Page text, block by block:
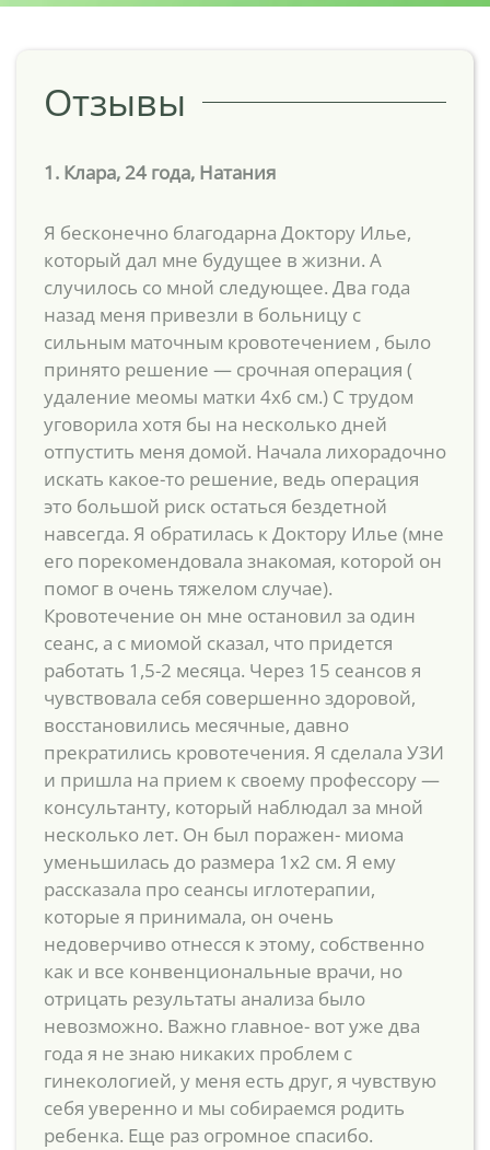
Отзывы
1. Клара, 24 года, Натания
Я бесконечно благодарна Доктору Илье,
который дал мне будущее в жизни. А
случилось со мной следующее. Два года
назад меня привезли в больницу с
сильным маточным кровотечением , было
принято решение — срочная операция (
удаление меомы матки 4х6 см.) С трудом
уговорила хотя бы на несколько дней
отпустить меня домой. Начала лихорадочно
искать какое-то решение, ведь операция
это большой риск остаться бездетной
навсегда. Я обратилась к Доктору Илье (мне
его порекомендовала знакомая, которой он
помог в очень тяжелом случае).
Кровотечение он мне остановил за один
сеанс, а с миомой сказал, что придется
работать 1,5-2 месяца. Через 15 сеансов я
чувствовала себя совершенно здоровой,
восстановились месячные, давно
прекратились кровотечения. Я сделала УЗИ
и пришла на прием к своему профессору —
консультанту, который наблюдал за мной
несколько лет. Он был поражен- миома
уменьшилась до размера 1х2 см. Я ему
рассказала про сеансы иглотерапии,
которые я принимала, он очень
недоверчиво отнесся к этому, собственно
как и все конвенциональные врачи, но
отрицать результаты анализа было
невозможно. Важно главное- вот уже два
года я не знаю никаких проблем с
гинекологией, у меня есть друг, я чувствую
себя уверенно и мы собираемся родить
ребенка. Еще раз огромное спасибо.